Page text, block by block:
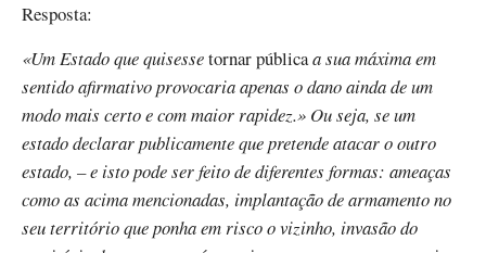
Resposta:
«Um Estado que quisessetornar públicaa sua máxima em
sentido afirmativo provocaria apenas o dano ainda de um
modo mais certo e com maior rapidez.» Ou seja, se um
estado declarar publicamente que pretende atacar o outro
estado, – e isto pode ser feito de diferentes formas: ameaças
como as acima mencionadas, implantação de armamento no
seu território que ponha em risco o vizinho, invasão do